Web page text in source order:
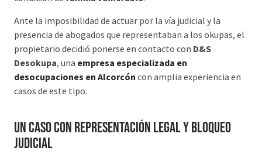
Ante la imposibilidad de actuar por la vía judicial y la
presencia de abogados que representaban a los okupas, el
propietario decidió ponerse en contacto con D&S
Desokupa, una empresa especializada en
desocupaciones en Alcorcón con amplia experiencia en
casos de este tipo.
Un caso con representación legal y bloqueo
judicial